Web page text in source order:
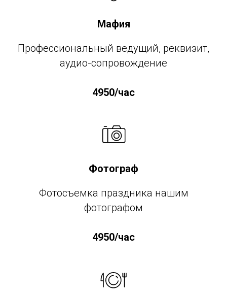
Мафия
Профессиональный ведущий, реквизит,
аудио-сопровождение
4950/час
Фотограф
Фотосъемка праздника нашим
фотографом
4950/час